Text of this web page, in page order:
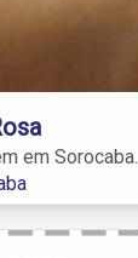
em Sorocaba.